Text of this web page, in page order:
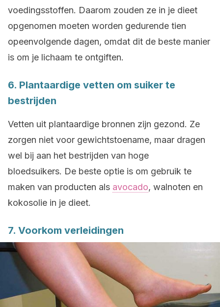
voedingsstoffen. Daarom zouden ze in je dieet
opgenomen moeten worden gedurende tien
opeenvolgende dagen, omdat dit de beste manier
is om je lichaam te ontgiften.
6. Plantaardige vetten om suiker te
bestrijden
Vetten uit plantaardige bronnen zijn gezond. Ze
zorgen niet voor gewichtstoename, maar dragen
wel bij aan het bestrijden van hoge
bloedsuikers. De beste optie is om gebruik te
maken van producten als avocado, walnoten en
kokosolie in je dieet.
7. Voorkom verleidingen